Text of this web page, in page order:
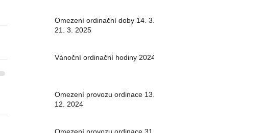
Omezení ordinační doby 14. 3. -
21. 3. 2025
Vánoční ordinační hodiny 2024
Omezení provozu ordinace 13.
12. 2024